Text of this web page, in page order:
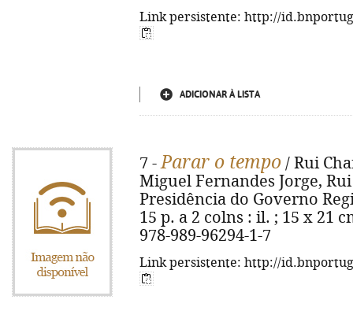
Link persistente: http://
ADICIONAR À LISTA
7 -Parar o tempo / Rui
Miguel Fernandes Jorge,
Presidência do Governo
15 p. a 2 colns : il. ; 15 x 21
978-989-96294-1-7
Link persistente: http://